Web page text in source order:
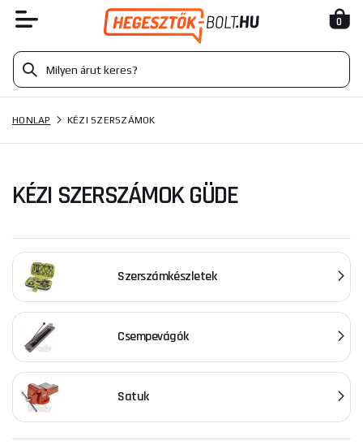
0
HONLAP KÉZI SZERSZÁMOK
KÉZI SZERSZÁMOK GÜDE
Szerszámkészletek
Csempevágók
Satuk